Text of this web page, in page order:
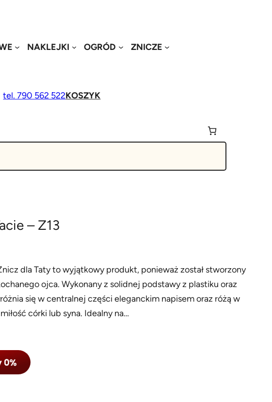
NAKLEJKI OGRÓD ZNICZE
tel. 790 562 522KOSZYK
– Z13
dla Taty to wyjątkowy produkt, ponieważ został stworzony
ojca. Wykonany z solidnej podstawy z plastiku oraz
się w centralnej części eleganckim napisem oraz różą w
córki lub syna. Idealny na…